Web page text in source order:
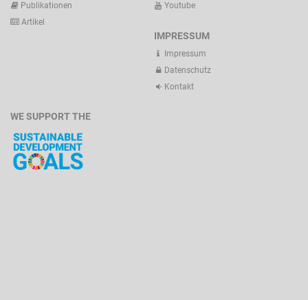
Publikationen
Artikel
Youtube
IMPRESSUM
Impressum
Datenschutz
Kontakt
WE SUPPORT THE